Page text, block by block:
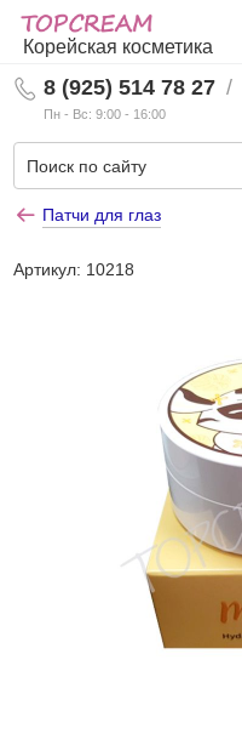
Корейская косметика
8 (925) 514 78 27
Пн - Вс: 9:00 - 16:00
/
Патчи для глаз
Артикул: 10218